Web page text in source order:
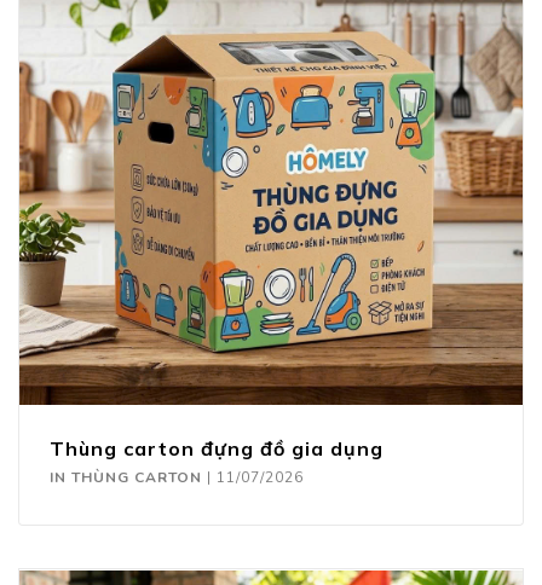
Thùng carton đựng đồ gia dụng
IN THÙNG CARTON | 11/07/2026